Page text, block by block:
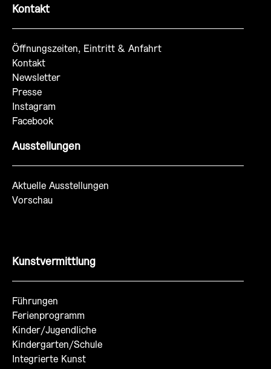
Kontakt
Öffnungszeiten, Eintritt & Anfahrt
Kontakt
Newsletter
Presse
Instagram
Facebook
Ausstellungen
Aktuelle Ausstellungen
Vorschau
Kunstvermittlung
Führungen
Ferienprogramm
Kinder/Jugendliche
Kindergarten/Schule
Integrierte Kunst